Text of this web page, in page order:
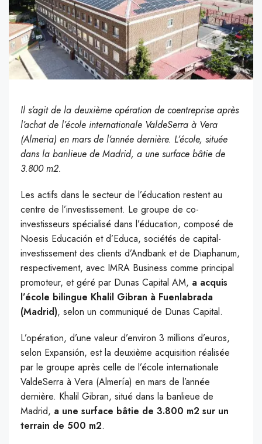
Il s’agit de la deuxième opération de coentreprise après
l’achat de l’école internationale ValdeSerra à Vera
(Almeria) en mars de l’année dernière. L’école, située
dans la banlieue de Madrid, a une surface bâtie de
3.800 m2.
Les actifs dans le secteur de l’éducation restent au
centre de l’investissement. Le groupe de co-
investisseurs spécialisé dans l’éducation, composé de
Noesis Educación et d’Educa, sociétés de capital-
investissement des clients d’Andbank et de Diaphanum,
respectivement, avec IMRA Business comme principal
promoteur, et géré par Dunas Capital AM, a acquis
l’école bilingue Khalil Gibran à Fuenlabrada
(Madrid), selon un communiqué de Dunas Capital.
L’opération, d’une valeur d’environ 3 millions d’euros,
selon Expansión, est la deuxième acquisition réalisée
par le groupe après celle de l’école internationale
ValdeSerra à Vera (Almería) en mars de l’année
dernière. Khalil Gibran, situé dans la banlieue de
Madrid, a une surface bâtie de 3.800 m2 sur un
terrain de 500 m2.